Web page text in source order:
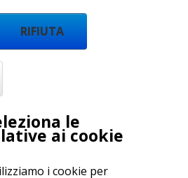
RIFIUTA
le
ai cookie
i cookie per